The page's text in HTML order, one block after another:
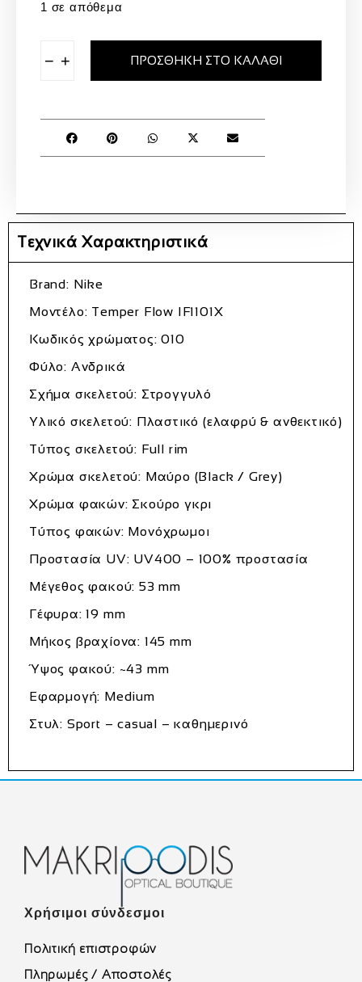
1 σε απόθεμα
− + ΠΡΟΣΘΉΚΗ ΣΤΟ ΚΑΛΆΘΙ
Τεχνικά Χαρακτηριστικά
Brand: Nike
Μοντέλο: Temper Flow IF1101X
Κωδικός χρώματος: 010
Φύλο: Ανδρικά
Σχήμα σκελετού: Στρογγυλό
Υλικό σκελετού: Πλαστικό (ελαφρύ & ανθεκτικό)
Τύπος σκελετού: Full rim
Χρώμα σκελετού: Μαύρο (Black / Grey)
Χρώμα φακών: Σκούρο γκρι
Τύπος φακών: Μονόχρωμοι
Προστασία UV: UV400 – 100% προστασία
Μέγεθος φακού: 53 mm
Γέφυρα: 19 mm
Μήκος βραχίονα: 145 mm
Ύψος φακού: ~43 mm
Εφαρμογή: Medium
Στυλ: Sport – casual – καθημερινό
Χρήσιμοι σύνδεσμοι
Πολιτική επιστροφών
Πληρωμές / Αποστολές